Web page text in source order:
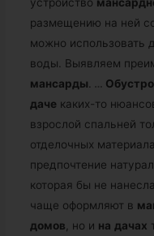
устройство
размещению на ней
можно использовать
воды. Выявляем
мансарды. …
даче каких-то
взрослой спальней
отделочных
предпочтение
которая бы не
чаще оформляют в
домов, но и на дачах